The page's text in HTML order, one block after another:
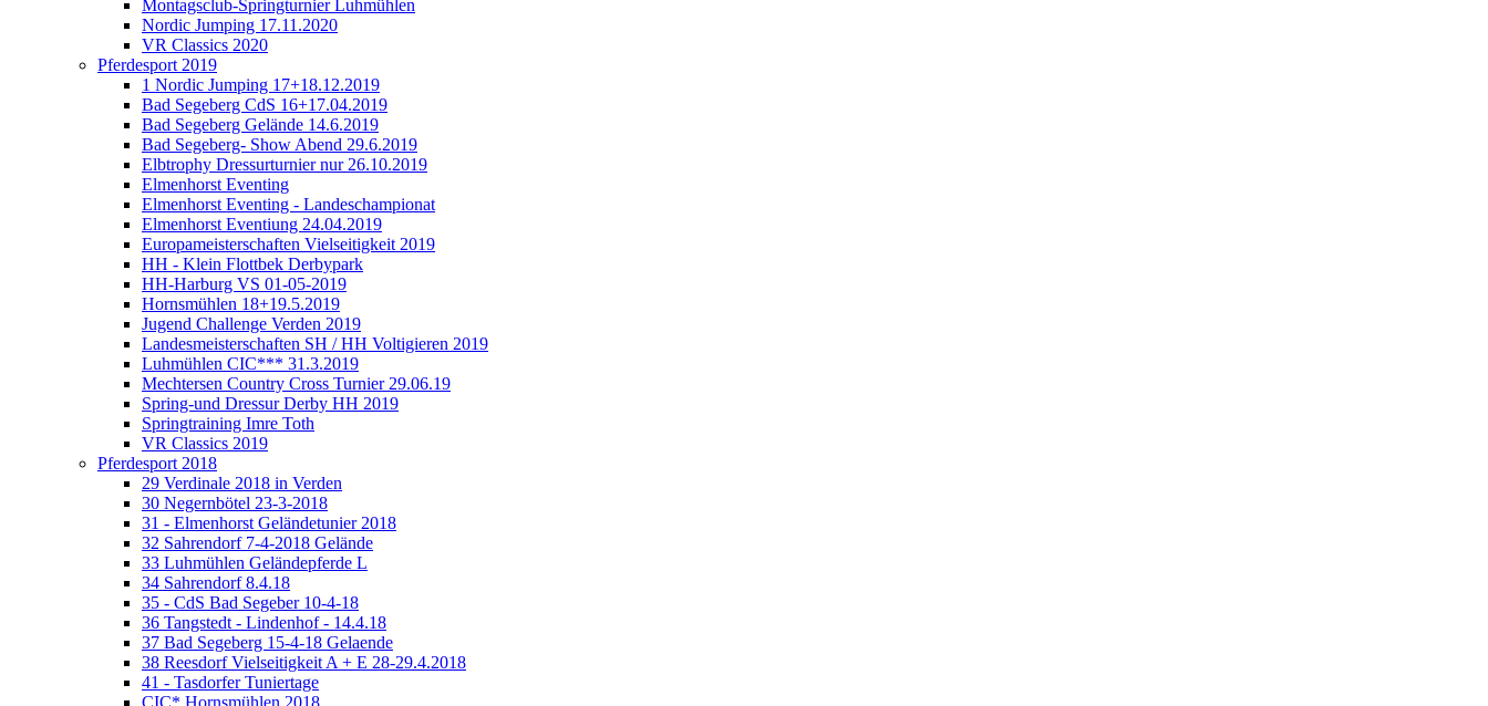
Montagsclub-Springturnier Luhmühlen
Nordic Jumping 17.11.2020
VR Classics 2020
Pferdesport 2019
1 Nordic Jumping 17+18.12.2019
Bad Segeberg CdS 16+17.04.2019
Bad Segeberg Gelände 14.6.2019
Bad Segeberg- Show Abend 29.6.2019
Elbtrophy Dressurturnier nur 26.10.2019
Elmenhorst Eventing
Elmenhorst Eventing - Landeschampionat
Elmenhorst Eventiung 24.04.2019
Europameisterschaften Vielseitigkeit 2019
HH - Klein Flottbek Derbypark
HH-Harburg VS 01-05-2019
Hornsmühlen 18+19.5.2019
Jugend Challenge Verden 2019
Landesmeisterschaften SH / HH Voltigieren 2019
Luhmühlen CIC*** 31.3.2019
Mechtersen Country Cross Turnier 29.06.19
Spring-und Dressur Derby HH 2019
Springtraining Imre Toth
VR Classics 2019
Pferdesport 2018
29 Verdinale 2018 in Verden
30 Negernbötel 23-3-2018
31 - Elmenhorst Geländetunier 2018
32 Sahrendorf 7-4-2018 Gelände
33 Luhmühlen Geländepferde L
34 Sahrendorf 8.4.18
35 - CdS Bad Segeber 10-4-18
36 Tangstedt - Lindenhof - 14.4.18
37 Bad Segeberg 15-4-18 Gelaende
38 Reesdorf Vielseitigkeit A + E 28-29.4.2018
41 - Tasdorfer Tuniertage
CIC* Hornsmühlen 2018